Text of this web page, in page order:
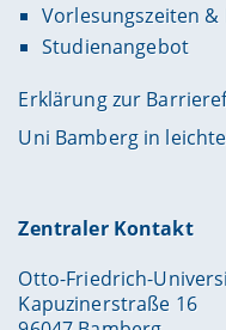
Vorlesungszeiten &
Studienangebot
Erklärung zur
Uni Bamberg in
Zentraler Kontakt
Otto-Friedrich-
Kapuzinerstraße 16